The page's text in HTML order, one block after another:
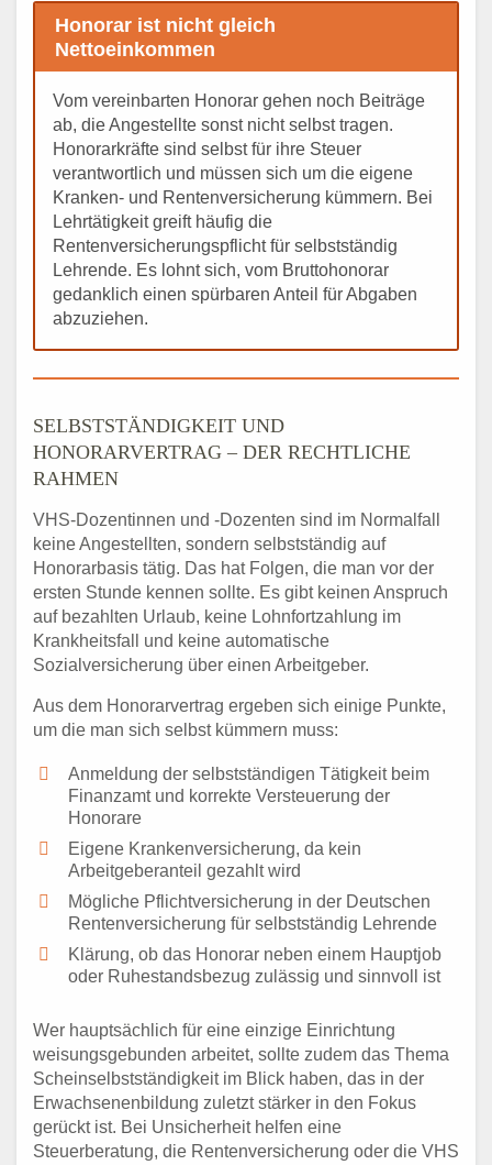
Honorar ist nicht gleich
Nettoeinkommen
Vom vereinbarten Honorar gehen noch Beiträge
ab, die Angestellte sonst nicht selbst tragen.
Honorarkräfte sind selbst für ihre Steuer
verantwortlich und müssen sich um die eigene
Kranken- und Rentenversicherung kümmern. Bei
Lehrtätigkeit greift häufig die
Rentenversicherungspflicht für selbstständig
Lehrende. Es lohnt sich, vom Bruttohonorar
gedanklich einen spürbaren Anteil für Abgaben
abzuziehen.
SELBSTSTÄNDIGKEIT UND
HONORARVERTRAG – DER RECHTLICHE
RAHMEN
VHS-Dozentinnen und -Dozenten sind im Normalfall
keine Angestellten, sondern selbstständig auf
Honorarbasis tätig. Das hat Folgen, die man vor der
ersten Stunde kennen sollte. Es gibt keinen Anspruch
auf bezahlten Urlaub, keine Lohnfortzahlung im
Krankheitsfall und keine automatische
Sozialversicherung über einen Arbeitgeber.
Aus dem Honorarvertrag ergeben sich einige Punkte,
um die man sich selbst kümmern muss:
Anmeldung der selbstständigen Tätigkeit beim
Finanzamt und korrekte Versteuerung der
Honorare
Eigene Krankenversicherung, da kein
Arbeitgeberanteil gezahlt wird
Mögliche Pflichtversicherung in der Deutschen
Rentenversicherung für selbstständig Lehrende
Klärung, ob das Honorar neben einem Hauptjob
oder Ruhestandsbezug zulässig und sinnvoll ist
Wer hauptsächlich für eine einzige Einrichtung
weisungsgebunden arbeitet, sollte zudem das Thema
Scheinselbstständigkeit im Blick haben, das in der
Erwachsenenbildung zuletzt stärker in den Fokus
gerückt ist. Bei Unsicherheit helfen eine
Steuerberatung, die Rentenversicherung oder die VHS